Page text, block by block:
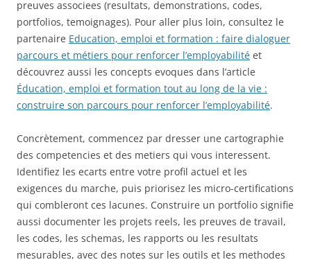
preuves associees (resultats, demonstrations, codes,
portfolios, temoignages). Pour aller plus loin, consultez le
partenaire Education, emploi et formation : faire dialoguer
parcours et métiers pour renforcer l’employabilité et
découvrez aussi les concepts evoques dans l’article
Éducation, emploi et formation tout au long de la vie :
construire son parcours pour renforcer l’employabilité.
Concrètement, commencez par dresser une cartographie
des competencies et des metiers qui vous interessent.
Identifiez les ecarts entre votre profil actuel et les
exigences du marche, puis priorisez les micro-certifications
qui combleront ces lacunes. Construire un portfolio signifie
aussi documenter les projets reels, les preuves de travail,
les codes, les schemas, les rapports ou les resultats
mesurables, avec des notes sur les outils et les methodes